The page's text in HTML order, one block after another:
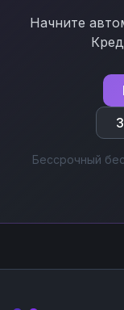
Начните
Бессрочный